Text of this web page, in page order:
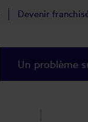
Devenir
Un problème